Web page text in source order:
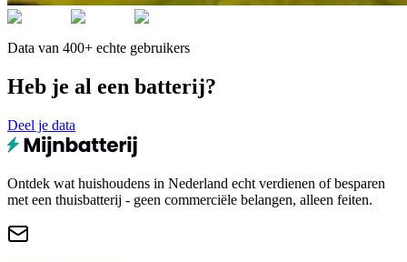
Data van 400+ echte gebruikers
Heb je al een batterij?
Deel je data
Ontdek wat huishoudens in Nederland echt verdienen of besparen
met een thuisbatterij - geen commerciële belangen, alleen feiten.